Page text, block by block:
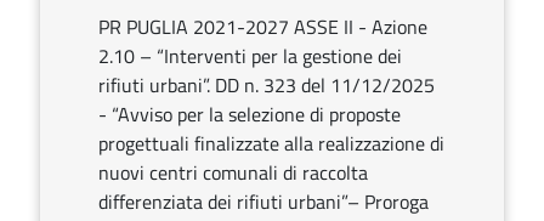
PR PUGLIA 2021-2027 ASSE II - Azione
2.10 – “Interventi per la gestione dei
rifiuti urbani”. DD n. 323 del 11/12/2025
- “Avviso per la selezione di proposte
progettuali finalizzate alla realizzazione di
nuovi centri comunali di raccolta
differenziata dei rifiuti urbani”– Proroga